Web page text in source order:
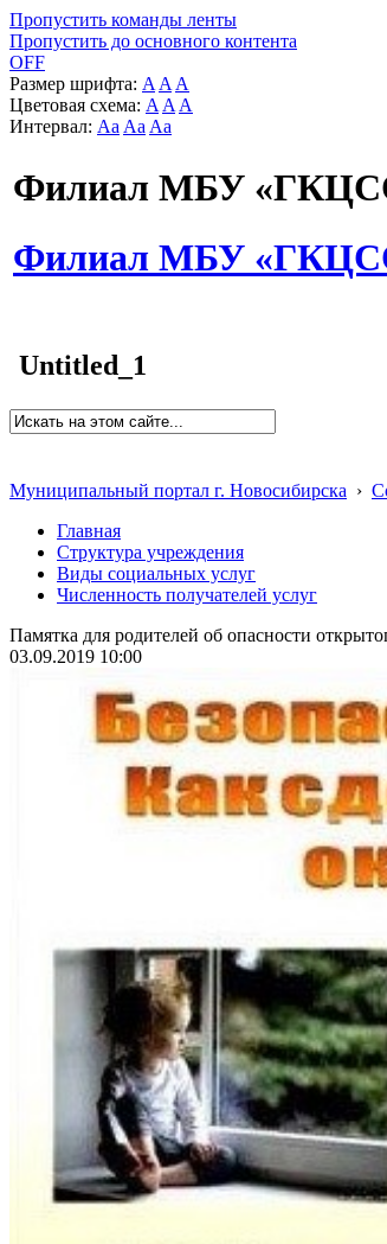
Пропустить команды ленты
Пропустить до основного контента
OFF
Размер шрифта: A A A
Цветовая схема: A A A
Интервал: Aa Aa Aa
Филиал МБУ
Филиал МБУ
Untitled_1
Муниципальный портал г. Новосибирска ›
Главная
Структура учреждения
Виды социальных услуг
Численность получателей услуг
Памятка для родителей об опасности
03.09.2019 10:00